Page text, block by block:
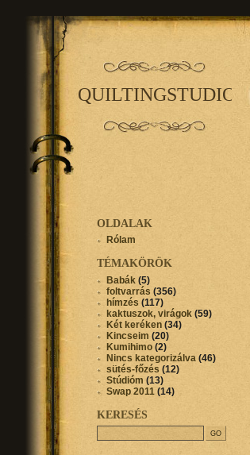
QUILTINGSTUDIO
OLDALAK
Rólam
TÉMAKÖRÖK
Babák (5)
foltvarrás (356)
hímzés (117)
kaktuszok, virágok (59)
Két keréken (34)
Kincseim (20)
Kumihimo (2)
Nincs kategorizálva (46)
sütés-főzés (12)
Stúdióm (13)
Swap 2011 (14)
KERESÉS